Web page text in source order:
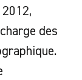
des